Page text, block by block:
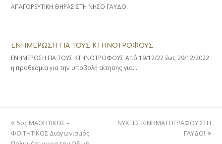
ΑΠΑΓΟΡΕΥΤΙΚΗ ΘΗΡΑΣ ΣΤΗ ΝΗΣΟ ΓΑΥΔΟ.
ΕΝΗΜΕΡΩΣΗ ΓΙΑ ΤΟΥΣ ΚΤΗΝΟΤΡΟΦΟΥΣ
ΕΝΗΜΕΡΩΣΗ ΓΙΑ ΤΟΥΣ ΚΤΗΝΟΤΡΟΦΟΥΣ Από 19/12/22 έως 29/12/2022
η προθεσμία για την υποβολή αίτησης για…
previous
post:
5ος ΜΑΘΗΤΙΚΟΣ –
ΦΟΙΤΗΤΙΚΟΣ Διαγωνισμός
next
ΝΥΧΤΕΣ ΚΙΝΗΜΑΤΟΓΡΑΦΟΥ ΣΤΗ
ΓΑΥΔΟ!